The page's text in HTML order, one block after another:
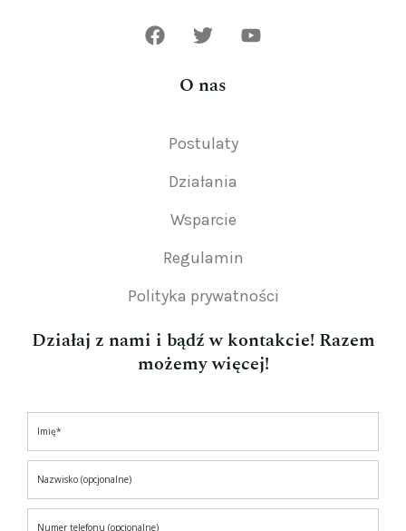
O nas
Postulaty
Działania
Wsparcie
Regulamin
Polityka prywatności
Działaj z nami i bądź w kontakcie! Razem
możemy więcej!